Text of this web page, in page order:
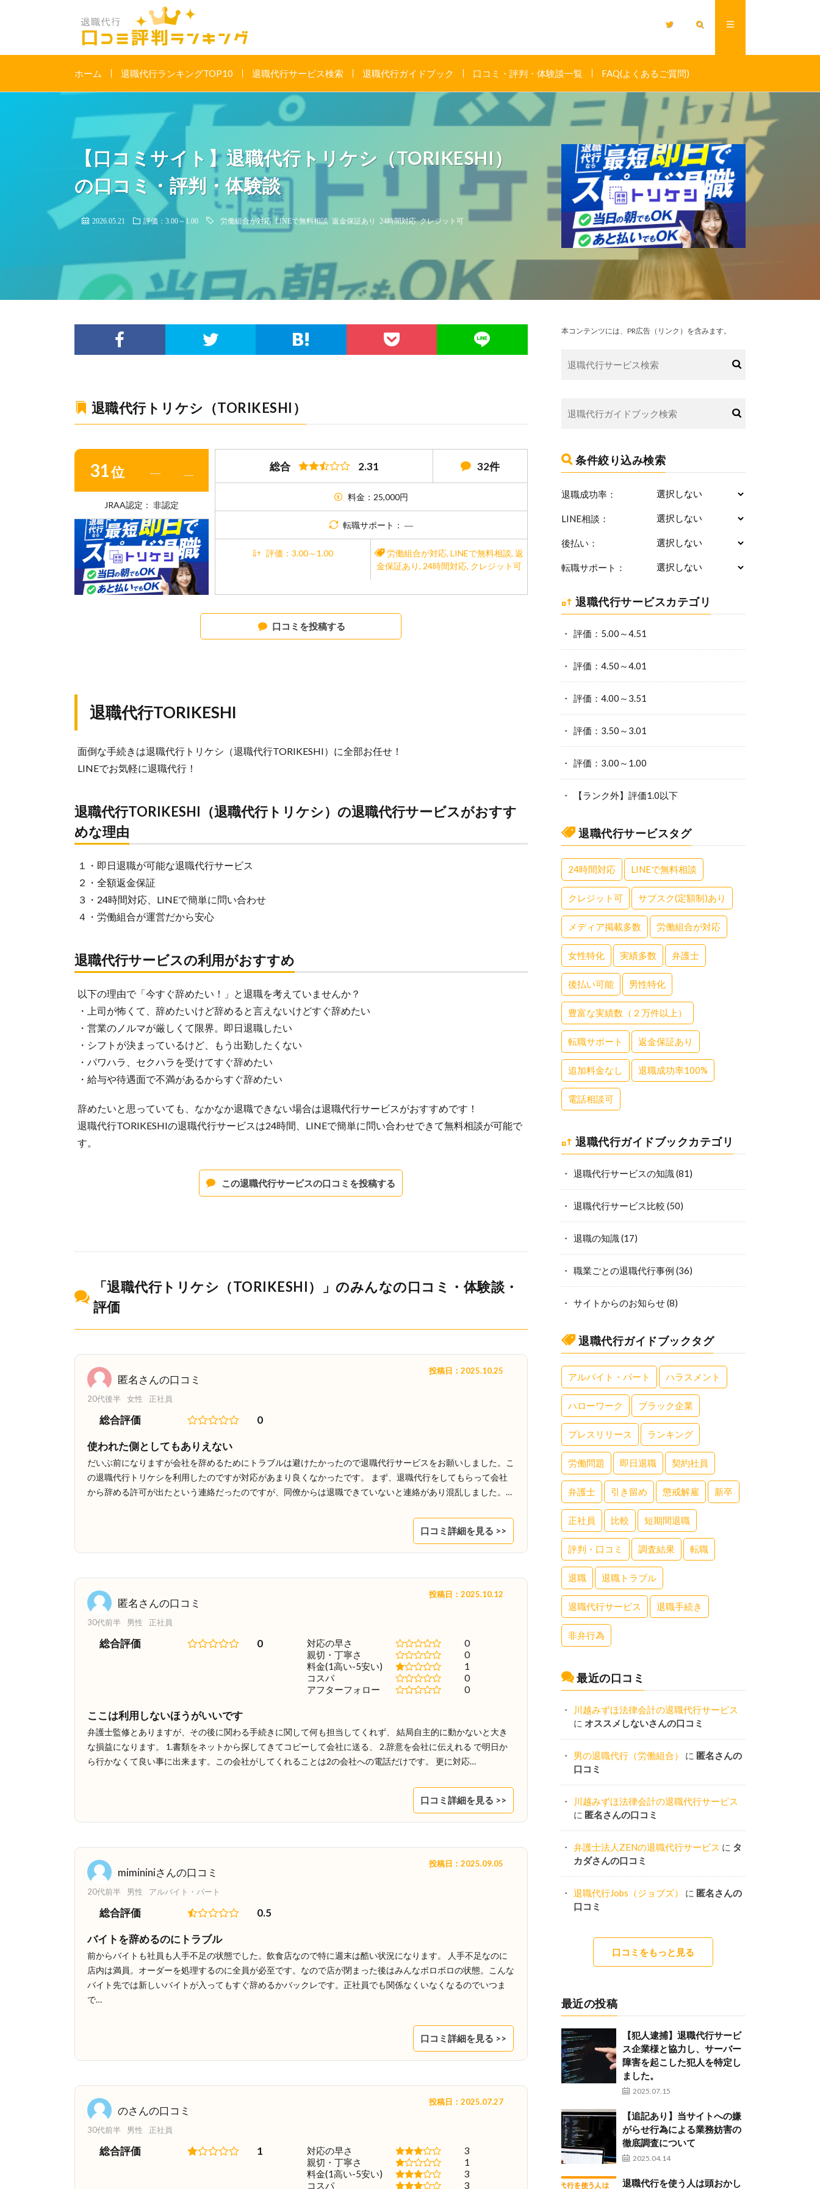
ホーム 退職代行ランキングTOP10 退職代行サービス検索 退職代行ガイドブック 口コミ・評判・体験談一覧 FAQ(よくあるご質問)
【口コミサイト】退職代行トリケシ（TORIKESHI）
の口コミ・評判・体験談
2026.05.21 評価：3.00～1.00 労働組合が対応 LINEで無料相談 返金保証あり 24時間対応 クレジット可
退職代行トリケシ（TORIKESHI）
31位 ― ―
JRAA認定： 非認定
総合 2.31 32件
料金：25,000円
転職サポート： ―
評価：3.00～1.00 労働組合が対応,LINEで無料相談,返
金保証あり, 24時間対応, クレジット可
口コミを投稿する
退職代行TORIKESHI
面倒な手続きは退職代行トリケシ（退職代行TORIKESHI）に全部お任せ！
LINEでお気軽に退職代行！
退職代行TORIKESHI（退職代行トリケシ）の退職代行サービスがおすす
めな理由
１・即日退職が可能な退職代行サービス
２・全額返金保証
３・24時間対応、LINEで簡単に問い合わせ
４・労働組合が運営だから安心
退職代行サービスの利用がおすすめ
以下の理由で「今すぐ辞めたい！」と退職を考えていませんか？
・上司が怖くて、辞めたいけど辞めると言えないけどすぐ辞めたい
・営業のノルマが厳しくて限界。即日退職したい
・シフトが決まっているけど、もう出勤したくない
・パワハラ、セクハラを受けてすぐ辞めたい
・給与や待遇面で不満があるからすぐ辞めたい
辞めたいと思っていても、なかなか退職できない場合は退職代行サービスがおすすめです！
退職代行TORIKESHIの退職代行サービスは24時間、LINEで簡単に問い合わせできて無料相談が可能で
す。
この退職代行サービスの口コミを投稿する
「退職代行トリケシ（TORIKESHI）」のみんなの口コミ・体験談・
評価
匿名さんの口コミ
投稿日：2025.10.25
20代後半 女性 正社員
総合評価 0
使われた側としてもありえない
だいぶ前になりますが会社を辞めるためにトラブルは避けたかったので退職代行サービスをお願いしました。こ
の退職代行トリケシを利用したのですが対応があまり良くなかったです。 まず、退職代行をしてもらって会社
から辞める許可が出たという連絡だったのですが、同僚からは退職できていないと連絡があり混乱しました。…
口コミ詳細を見る >>
匿名さんの口コミ
投稿日：2025.10.12
30代前半 男性 正社員
総合評価 0 対応の早さ
0
親切・丁寧さ
0
料金(1高い-5安い)
1
コスパ
0
アフターフォロー
0
ここは利用しないほうがいいです
弁護士監修とありますが、その後に関わる手続きに関して何も担当してくれず、 結局自主的に動かないと大き
な損益になります。 1.書類をネットから探してきてコピーして会社に送る、 2.辞意を会社に伝えれる で明日か
ら行かなくて良い事に出来ます。この会社がしてくれることは2の会社への電話だけです。 更に対応…
口コミ詳細を見る >>
mimininiさんの口コミ
投稿日：2025.09.05
20代前半 男性 アルバイト・パート
総合評価 0.5
バイトを辞めるのにトラブル
前からバイトも社員も人手不足の状態でした。飲食店なので特に週末は酷い状況になります。 人手不足なのに
店内は満員。オーダーを処理するのに全員が必至です。なので店が閉まった後はみんなボロボロの状態。こんな
バイト先では新しいバイトが入ってもすぐ辞めるかバックレです。正社員でも関係なくいなくなるのでいつま
で…
口コミ詳細を見る >>
のさんの口コミ
投稿日：2025.07.27
30代前半 男性 正社員
総合評価 1 対応の早さ
3
親切・丁寧さ
1
料金(1高い-5安い)
3
コスパ
3
本コンテンツには、PR広告（リンク）を含みます。
条件絞り込み検索
退職成功率：
LINE相談：
後払い：
転職サポート：
退職代行サービスカテゴリ
評価：5.00～4.51
評価：4.50～4.01
評価：4.00～3.51
評価：3.50～3.01
評価：3.00～1.00
【ランク外】評価1.0以下
退職代行サービスタグ
24時間対応 LINEで無料相談
クレジット可 サブスク(定額制)あり
メディア掲載多数 労働組合が対応
女性特化 実績多数 弁護士
後払い可能 男性特化
豊富な実績数（２万件以上）
転職サポート 返金保証あり
追加料金なし 退職成功率100%
電話相談可
退職代行ガイドブックカテゴリ
退職代行サービスの知識(81)
退職代行サービス比較 (50)
退職の知識(17)
職業ごとの退職代行事例 (36)
サイトからのお知らせ(8)
退職代行ガイドブックタグ
アルバイト・パート ハラスメント
ハローワーク ブラック企業
プレスリリース ランキング
労働問題 即日退職 契約社員
弁護士 引き留め 懲戒解雇 新卒
正社員 比較 短期間退職
評判・口コミ 調査結果 転職
退職 退職トラブル
退職代行サービス 退職手続き
非弁行為
最近の口コミ
川越みずほ法律会計の退職代行サービス
に オススメしないさんの口コミ
男の退職代行（労働組合） に 匿名さんの
口コミ
川越みずほ法律会計の退職代行サービス
に 匿名さんの口コミ
弁護士法人ZENの退職代行サービス に タ
カダさんの口コミ
退職代行Jobs（ジョブズ） に 匿名さんの
口コミ
口コミをもっと見る
最近の投稿
【犯人逮捕】退職代行サービ
ス企業様と協力し、サーバー
障害を起こした犯人を特定し
ました。
2025.07.15
【追記あり】当サイトへの嫌
がらせ行為による業務妨害の
徹底調査について
2025.04.14
退職代行を使う人は頭おかし